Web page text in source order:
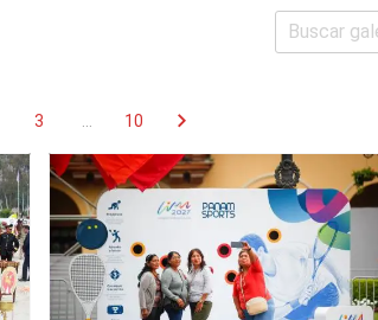
3 10 chevron_right